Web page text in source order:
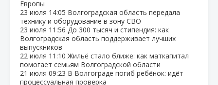
Европы
23 июля 14:05 Волгоградская область передала
технику и оборудование в зону СВО
23 июля 11:56 До 300 тысяч и стипендия: как
Волгоградская область поддерживает лучших
выпускников
22 июля 11:10 Жильё стало ближе: как маткапитал
помогает семьям Волгоградской области
21 июля 09:23 В Волгограде погиб ребёнок: идёт
процессуальная проверка